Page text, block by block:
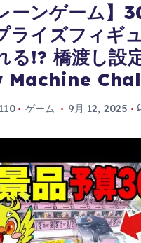
ーンゲーム】
ライズフィギ
る!? 橋渡し設
Machine
ゲーム 9月 12, 2025